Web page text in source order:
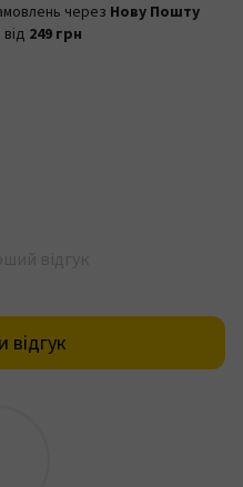
через Нову Пошту
249 грн
відгук